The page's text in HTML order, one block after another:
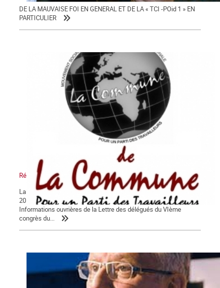
DE LA MAUVAISE FOI EN GENERAL ET DE LA « TCI -POid 1 » EN
PARTICULIER
Réponse aux délégués du congrès du POI
La Lettre de La Commune, hors série – mercredi 27 décembre
2017 Nous avons pris connaissance dans votre hebdomadaire
Informations ouvrières de la Lettre des délégués du VIème
congrès du...